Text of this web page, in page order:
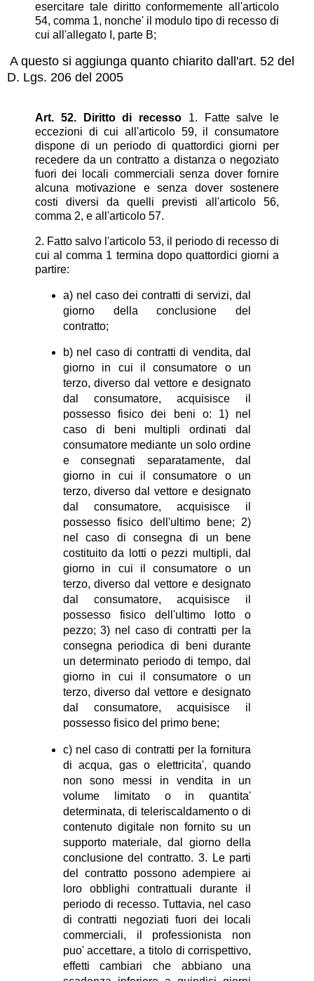
esercitare tale diritto conformemente all'articolo
54, comma 1, nonche' il modulo tipo di recesso di
cui all'allegato I, parte B;
A questo si aggiunga quanto chiarito dall'art. 52 del
D. Lgs. 206 del 2005
Art. 52. Diritto di recesso 1. Fatte salve le
eccezioni di cui all'articolo 59, il consumatore
dispone di un periodo di quattordici giorni per
recedere da un contratto a distanza o negoziato
fuori dei locali commerciali senza dover fornire
alcuna motivazione e senza dover sostenere
costi diversi da quelli previsti all'articolo 56,
comma 2, e all'articolo 57.
2. Fatto salvo l'articolo 53, il periodo di recesso di
cui al comma 1 termina dopo quattordici giorni a
partire:
a) nel caso dei contratti di servizi, dal
giorno della conclusione del
contratto;
b) nel caso di contratti di vendita, dal
giorno in cui il consumatore o un
terzo, diverso dal vettore e designato
dal consumatore, acquisisce il
possesso fisico dei beni o: 1) nel
caso di beni multipli ordinati dal
consumatore mediante un solo ordine
e consegnati separatamente, dal
giorno in cui il consumatore o un
terzo, diverso dal vettore e designato
dal consumatore, acquisisce il
possesso fisico dell'ultimo bene; 2)
nel caso di consegna di un bene
costituito da lotti o pezzi multipli, dal
giorno in cui il consumatore o un
terzo, diverso dal vettore e designato
dal consumatore, acquisisce il
possesso fisico dell'ultimo lotto o
pezzo; 3) nel caso di contratti per la
consegna periodica di beni durante
un determinato periodo di tempo, dal
giorno in cui il consumatore o un
terzo, diverso dal vettore e designato
dal consumatore, acquisisce il
possesso fisico del primo bene;
c) nel caso di contratti per la fornitura
di acqua, gas o elettricita', quando
non sono messi in vendita in un
volume limitato o in quantita'
determinata, di teleriscaldamento o di
contenuto digitale non fornito su un
supporto materiale, dal giorno della
conclusione del contratto. 3. Le parti
del contratto possono adempiere ai
loro obblighi contrattuali durante il
periodo di recesso. Tuttavia, nel caso
di contratti negoziati fuori dei locali
commerciali, il professionista non
puo' accettare, a titolo di corrispettivo,
effetti cambiari che abbiano una